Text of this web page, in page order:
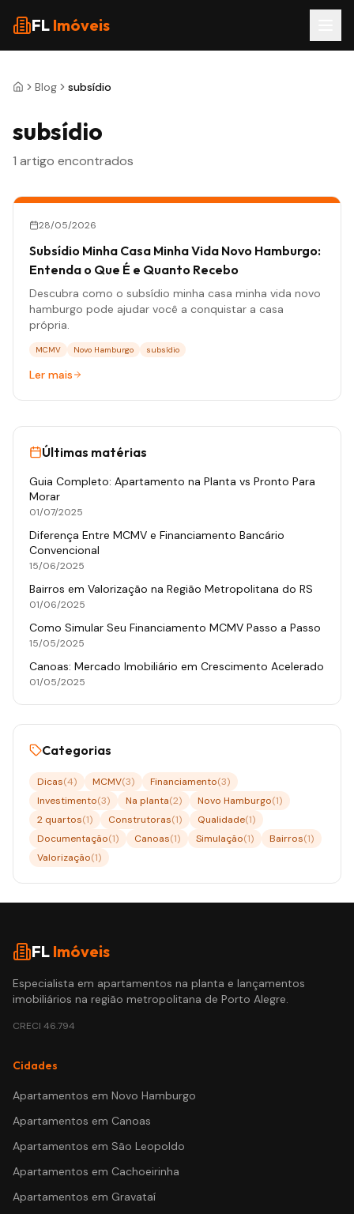
FL Imóveis
Blog subsídio
subsídio
1 artigo encontrados
28/05/2026
Subsídio Minha Casa Minha Vida Novo Hamburgo:
Entenda o Que É e Quanto Recebo
Descubra como o subsídio minha casa minha vida novo
hamburgo pode ajudar você a conquistar a casa
própria.
MCMV Novo Hamburgo subsídio
Ler mais
Últimas matérias
Guia Completo: Apartamento na Planta vs Pronto Para
Morar
01/07/2025
Diferença Entre MCMV e Financiamento Bancário
Convencional
15/06/2025
Bairros em Valorização na Região Metropolitana do RS
01/06/2025
Como Simular Seu Financiamento MCMV Passo a Passo
15/05/2025
Canoas: Mercado Imobiliário em Crescimento Acelerado
01/05/2025
Categorias
Dicas(4) MCMV(3) Financiamento(3)
Investimento(3) Na planta(2) Novo Hamburgo(1)
2 quartos(1) Construtoras(1) Qualidade(1)
Documentação(1) Canoas(1) Simulação(1) Bairros(1)
Valorização(1)
FL Imóveis
Especialista em apartamentos na planta e lançamentos
imobiliários na região metropolitana de Porto Alegre.
CRECI 46.794
Cidades
Apartamentos em Novo Hamburgo
Apartamentos em Canoas
Apartamentos em São Leopoldo
Apartamentos em Cachoeirinha
Apartamentos em Gravataí